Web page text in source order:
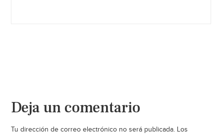
Deja un comentario
Tu dirección de correo electrónico no será publicada. Los